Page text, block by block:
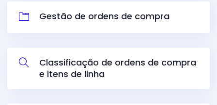
Gestão de ordens de compra
Classificação de ordens de compra
e itens de linha